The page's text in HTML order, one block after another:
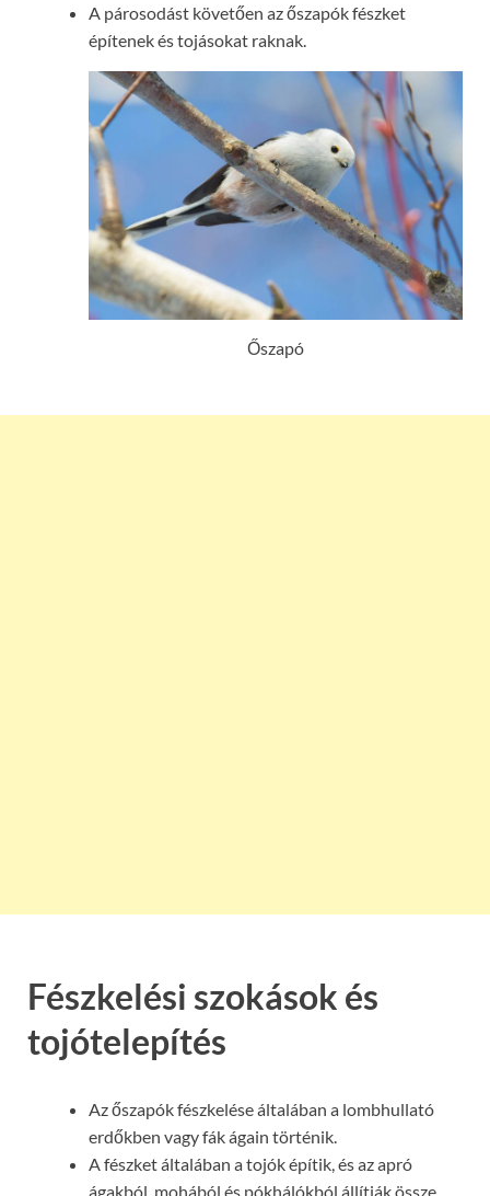
A párosodást követően az őszapók fészket
építenek és tojásokat raknak.
Őszapó
Fészkelési szokások és
tojótelepítés
Az őszapók fészkelése általában a lombhullató
erdőkben vagy fák ágain történik.
A fészket általában a tojók építik, és az apró
ágakból, mohából és pókhálókból állítják össze.